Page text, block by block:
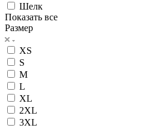
Шелк
Показать все
Размер
XS
S
M
L
XL
2XL
3XL